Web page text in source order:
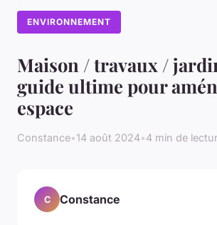
ENVIRONNEMENT
Maison / travaux /
guide ultime pour
espace
Constance•14 août 2024•4 min de
C Constance